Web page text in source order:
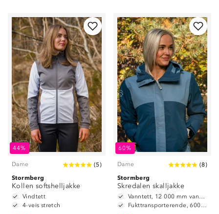
44%
Dame (5)
Stormberg
Kollen softshelljakke
Vindtett
4-veis stretch
60%
Dame (8)
Stormberg
Skredalen skalljakke
Vanntett, 12 000 mm vannsøyle
Fukttransporterende, 6000 g/m2/24t